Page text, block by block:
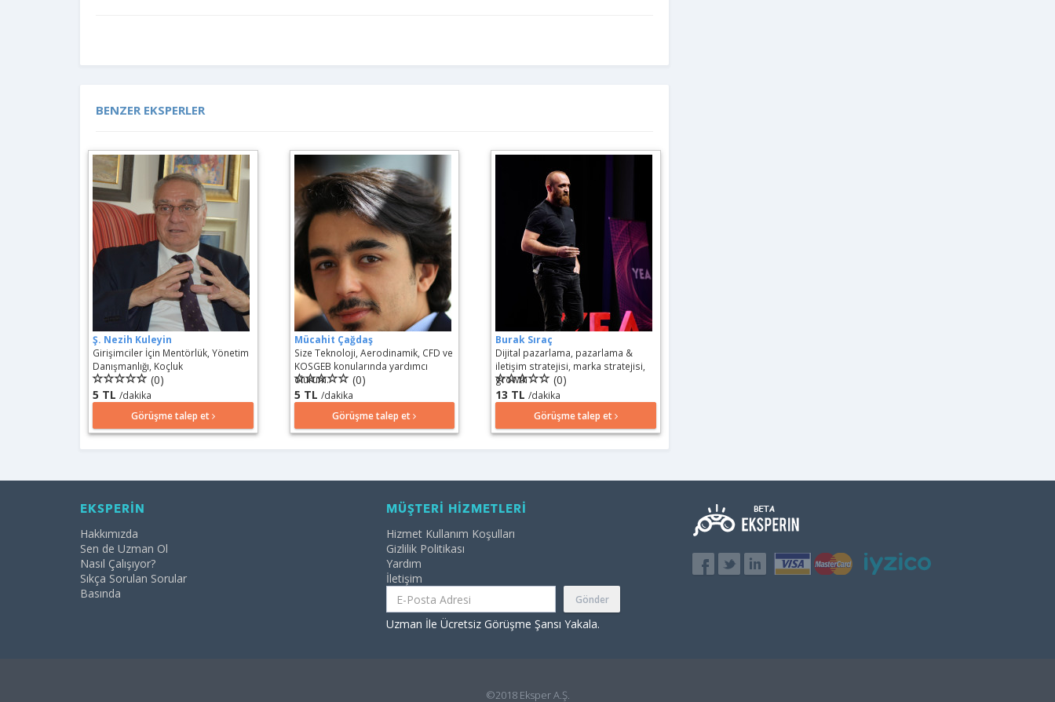
BENZER EKSPERLER
Ş. Nezih Kuleyin
Girişimciler İçin Mentörlük, Yönetim
Danışmanlığı, Koçluk
(0)
5 TL /dakika
Görüşme talep et
Mücahit Çağdaş
Size Teknoloji, Aerodinamik, CFD ve
KOSGEB konularında yardımcı
olurum.
(0)
5 TL /dakika
Görüşme talep et
Burak Sıraç
Dijital pazarlama, pazarlama &
iletişim stratejisi, marka stratejisi,
growth
(0)
13 TL /dakika
Görüşme talep et
EKSPERİN
Hakkımızda
Sen de Uzman Ol
Nasıl Çalışıyor?
Sıkça Sorulan Sorular
Basında
MÜŞTERİ HİZMETLERİ
Hizmet Kullanım Koşulları
Gizlilik Politikası
Yardım
İletişim
Gönder
Uzman İle Ücretsiz Görüşme Şansı Yakala.
©2018 Eksper A.Ş.